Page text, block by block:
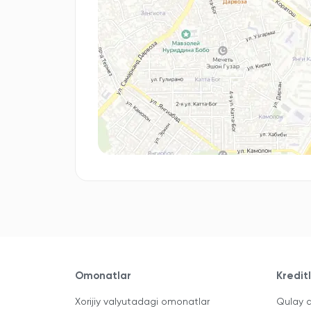
Omonatlar
Xorijiy valyutadagi omonatlar Qulay